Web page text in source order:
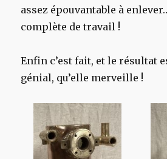
assez épouvantable à
complète de travail !
Enfin c’est fait, et le résultat
génial, qu’elle merveille !